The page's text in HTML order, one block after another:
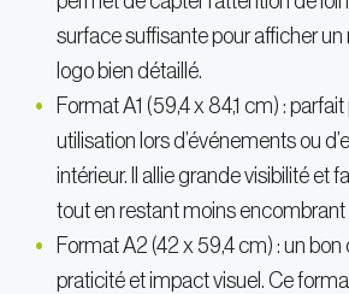
surface suffisante pour afficher
logo bien détaillé.
Format A1 (59,4 x 84,1 cm) :
utilisation lors d’événements ou
intérieur. Il allie grande visibilité et
tout en restant moins encombrant
Format A2 (42 x 59,4 cm) : un
praticité et impact visuel. Ce